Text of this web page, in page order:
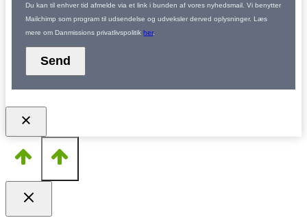
Du kan til enhver tid afmelde via et link i bunden af vores nyhedsmail. Vi benytter
Mailchimp som program til udsendelse og udveksler derved oplysninger. Læs
mere om Danmissions privatlivspolitikher.
Send